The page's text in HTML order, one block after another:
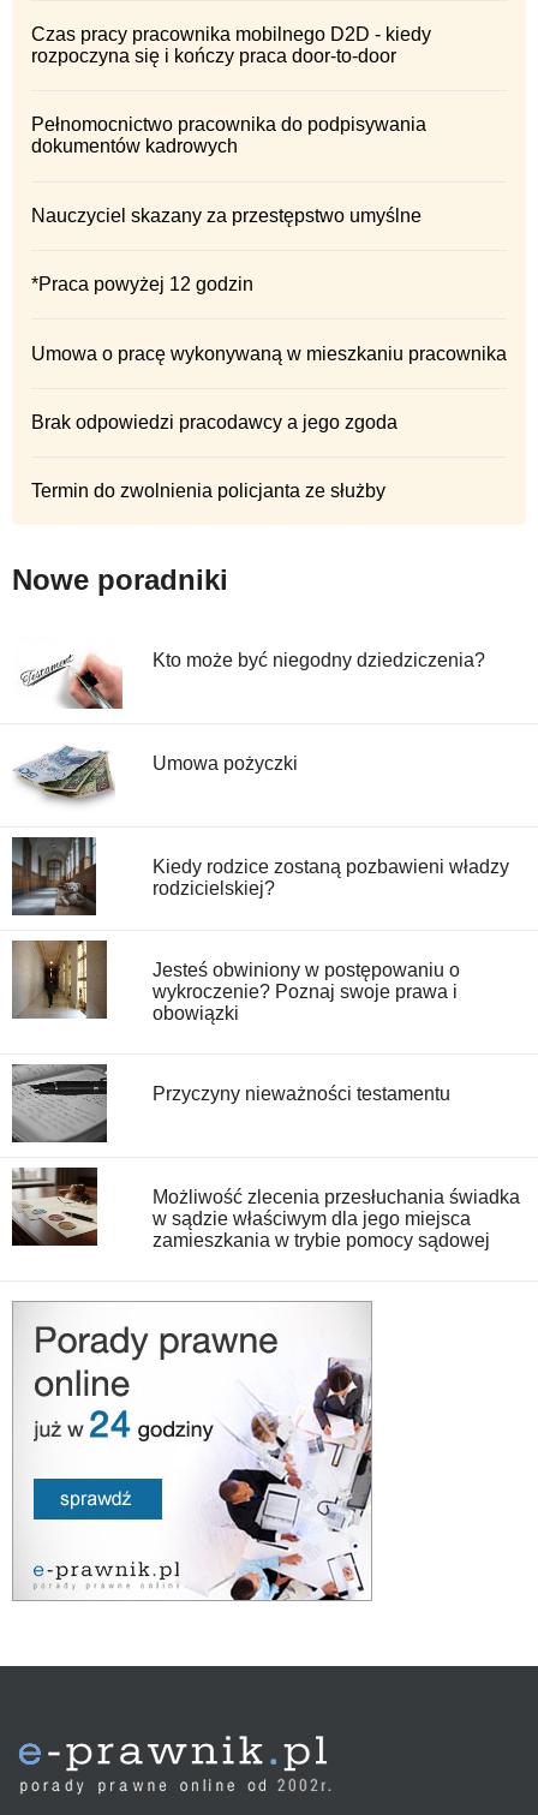
Czas pracy pracownika mobilnego D2D - kiedy
rozpoczyna się i kończy praca door-to-door
Pełnomocnictwo pracownika do podpisywania
dokumentów kadrowych
Nauczyciel skazany za przestępstwo umyślne
*Praca powyżej 12 godzin
Umowa o pracę wykonywaną w mieszkaniu pracownika
Brak odpowiedzi pracodawcy a jego zgoda
Termin do zwolnienia policjanta ze służby
Nowe poradniki
Kto może być niegodny dziedziczenia?
Umowa pożyczki
Kiedy rodzice zostaną pozbawieni władzy
rodzicielskiej?
Jesteś obwiniony w postępowaniu o
wykroczenie? Poznaj swoje prawa i
obowiązki
Przyczyny nieważności testamentu
Możliwość zlecenia przesłuchania świadka
w sądzie właściwym dla jego miejsca
zamieszkania w trybie pomocy sądowej